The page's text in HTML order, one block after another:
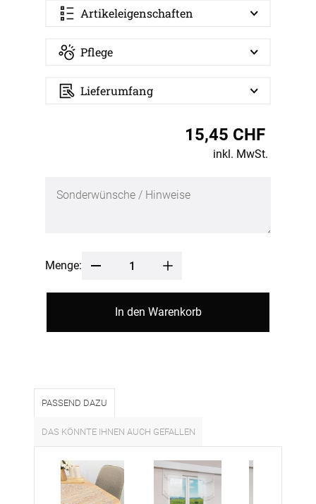
Artikeleigenschaften
Pflege
Lieferumfang
15,45 CHF
inkl. MwSt.
Menge:
In den Warenkorb
PASSEND DAZU
DAS KÖNNTE IHNEN AUCH GEFALLEN